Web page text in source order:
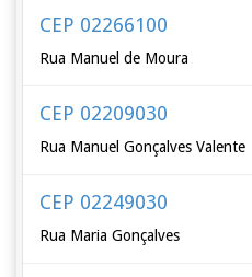
CEP 02266100
Rua Manuel de Moura
CEP 02209030
Rua Manuel Gonçalves Valente
CEP 02249030
Rua Maria Gonçalves